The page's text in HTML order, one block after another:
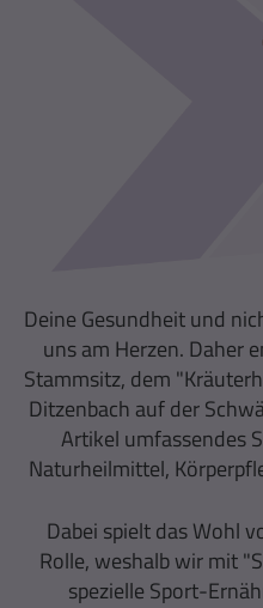
Deine Gesundheit und
uns am Herzen. Daher
Stammsitz, dem
Ditzenbach auf der
Artikel umfassendes
Naturheilmittel,
Dabei spielt das Wohl
Rolle, weshalb wir mit
spezielle Sport-